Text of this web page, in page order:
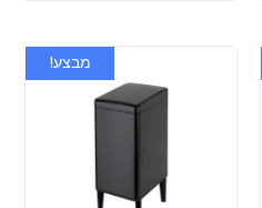
מבצע!